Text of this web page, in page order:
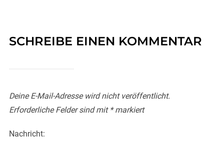
SCHREIBE EINEN KOMMENTAR
Deine E-Mail-Adresse wird nicht veröffentlicht.
Erforderliche Felder sind mit *markiert
Nachricht: